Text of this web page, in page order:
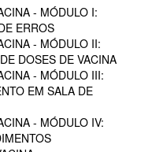
- MÓDULO I:
ERROS
- MÓDULO II:
DOSES DE VACINA
- MÓDULO III:
EM SALA DE
- MÓDULO IV: